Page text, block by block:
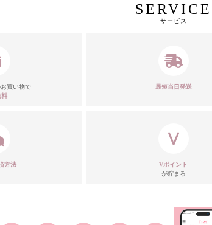
SERVICE
サービス
買い物で
料
最短当日発送
方法
Vポイント
が貯まる